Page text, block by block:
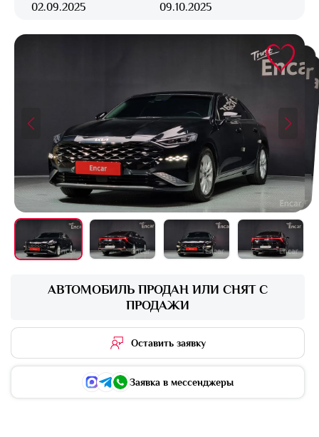
02.09.2025 09.10.2025
АВТОМОБИЛЬ ПРОДАН ИЛИ СНЯТ С
ПРОДАЖИ
Оставить заявку
Заявка в мессенджеры